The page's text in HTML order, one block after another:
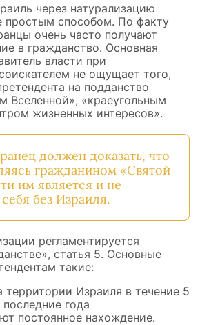
через натурализацию
простым способом. По факту
очень часто получают
в гражданство. Основная
власти при
не ощущает того,
на подданство
Вселенной», «краеугольным
жизненных интересов».
должен доказать, что
гражданином «Святой
им является и не
без Израиля.
регламентируется
статья 5. Основные
такие:
Израиля в течение 5
года
постоянное нахождение.